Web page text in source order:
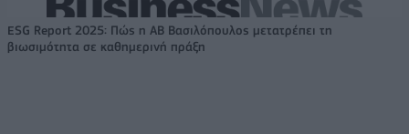
ESG Report 2025: Πώς η ΑΒ Βασιλόπουλος μετατρέπει τη
βιωσιμότητα σε καθημερινή πράξη